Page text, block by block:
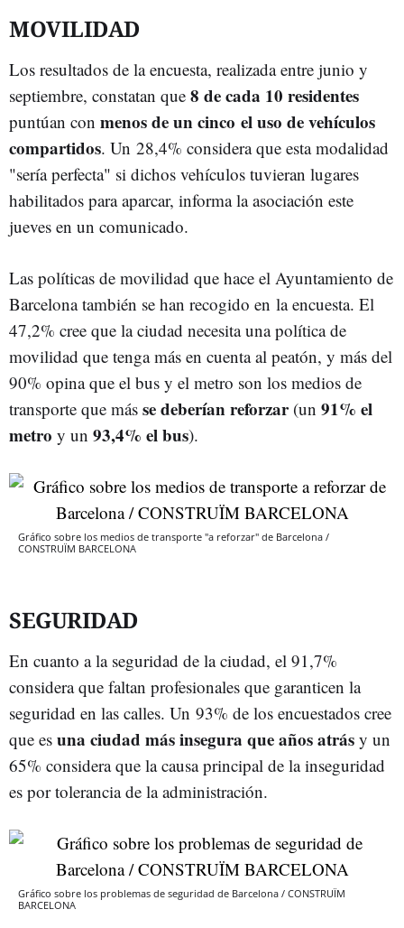
MOVILIDAD
Los resultados de la encuesta, realizada entre junio y
septiembre, constatan que 8 de cada 10 residentes
puntúan con menos de un cinco el uso de vehículos
compartidos. Un 28,4% considera que esta modalidad
"sería perfecta" si dichos vehículos tuvieran lugares
habilitados para aparcar, informa la asociación este
jueves en un comunicado.
Las políticas de movilidad que hace el Ayuntamiento de
Barcelona también se han recogido en la encuesta. El
47,2% cree que la ciudad necesita una política de
movilidad que tenga más en cuenta al peatón, y más del
90% opina que el bus y el metro son los medios de
transporte que más se deberían reforzar(un 91% el
metro y un 93,4% el bus).
Gráfico sobre los medios de transporte "a reforzar" de Barcelona /
CONSTRUÏM BARCELONA
SEGURIDAD
En cuanto a la seguridad de la ciudad, el 91,7%
considera que faltan profesionales que garanticen la
seguridad en las calles. Un 93% de los encuestados cree
que es una ciudad más insegura que años atrás y un
65% considera que la causa principal de la inseguridad
es por tolerancia de la administración.
Gráfico sobre los problemas de seguridad de Barcelona / CONSTRUÏM
BARCELONA